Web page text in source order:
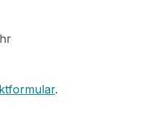
.